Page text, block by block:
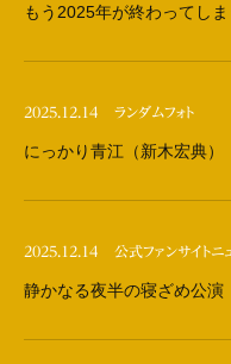
もう2025年が終わってしま
2025.12.14 ランダムフォト
にっかり青江（新木宏典）
2025.12.14 公式ファンサイトニ
静かなる夜半の寝ざめ公